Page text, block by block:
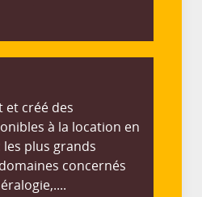
et créé des
à la location en
plus grands
concernés